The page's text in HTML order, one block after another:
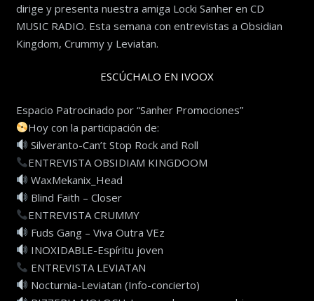
dirige y presenta nuestra amiga Locki Sanher en CD
MUSIC RADIO. Esta semana con entrevistas a Obsidian
Kingdom, Crummy y Leviatan.
ESCÚCHALO EN IVOOX
Espacio Patrocinado por “Sanher Promociones”
Hoy con la participación de:
Silveranto-Can’t Stop Rock and Roll
ENTREVISTA OBSIDIAM KINGDOOM
WaxMekanix_Head
Blind Faith – Closer
ENTREVISTA CRUMMY
Fuds Gang – Viva Outra VEz
INOXIDABLE-Espíritu joven
ENTREVISTA LEVIATAN
Nocturnia-Leviatan (Info-concierto)